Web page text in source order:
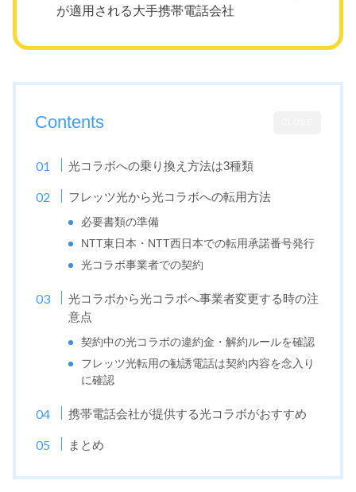
が適用される大手携帯電話会社
Contents
光コラボへの乗り換え方法は3種類
フレッツ光から光コラボへの転用方法
必要書類の準備
NTT東日本・NTT西日本での転用承諾番号発行
光コラボ事業者での契約
光コラボから光コラボへ事業者変更する時の注
意点
契約中の光コラボの違約金・解約ルールを確認
フレッツ光転用の勧誘電話は契約内容を念入り
に確認
携帯電話会社が提供する光コラボがおすすめ
まとめ